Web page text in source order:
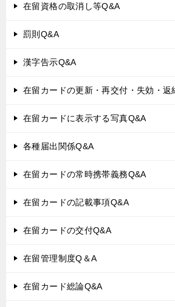
在留資格の取消し等Q&A
罰則Q&A
漢字告示Q&A
在留カードの更新・再交付・失効・返
在留カードに表示する写真Q&A
各種届出関係Q&A
在留カードの常時携帯義務Q&A
在留カードの記載事項Q&A
在留カードの交付Q&A
在留管理制度Q＆A
在留カード総論Q&A